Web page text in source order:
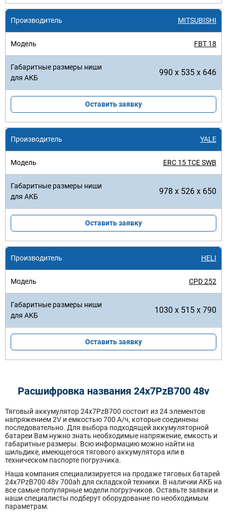
MITSUBISHI
FBT 18
990 x 535 x 646
Оставить заявку
YALE
ERC 15 TCE SWB
978 x 526 x 650
Оставить заявку
HELI
CPD 252
1030 x 515 x 790
Оставить заявку
Расшифровка названия 24х7PzB700 48v
Тяговый аккумулятор 24x7PzB700 состоит из 24 элементов
напряжением 2V и емкостью 700 А/ч, которые соединены
последовательно. Для выбора подходящей аккумуляторной
батареи Вам нужно знать необходимые напряжение, емкость и
габаритные размеры. Всю информацию можно найти на
шильдике, имеющегося тягового аккумулятора или в
техническом паспорте погрузчика.
Наша компания специализируется на продаже тяговых батарей
24х7PzB700 48v 700ah для складской техники. В наличии АКБ на
все самые популярные модели погрузчиков. Оставьте заявки и
наши специалисты подберут оборудование по необходимым
параметрам.